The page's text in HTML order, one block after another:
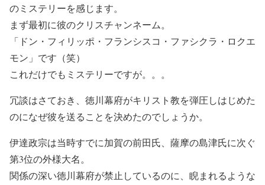
のミステリーを感じます。
まず最初に彼のクリスチャンネーム。
「ドン・フィリッポ・フランシスコ・ファシクラ・ロクエ
モン」です（笑）
これだけでもミステリーですが。。。
冗談はさておき、徳川幕府がキリスト教を弾圧しはじめた
のになぜ彼を送ることを決めたのでしょうか。
伊達政宗は当時すでに加賀の前田氏、薩摩の島津氏に次ぐ
第3位の外様大名。
関係の深い徳川幕府が禁止しているのに、睨まれるような